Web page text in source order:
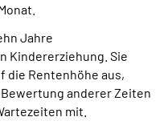
Jahre
Kindererziehung. Sie
die Rentenhöhe aus,
anderer Zeiten
mit.